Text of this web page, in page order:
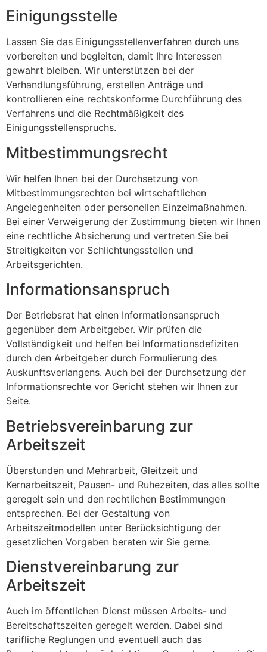
Einigungsstelle
Lassen Sie das Einigungsstellenverfahren durch uns
vorbereiten und begleiten, damit Ihre Interessen
gewahrt bleiben. Wir unterstützen bei der
Verhandlungsführung, erstellen Anträge und
kontrollieren eine rechtskonforme Durchführung des
Verfahrens und die Rechtmäßigkeit des
Einigungsstellenspruchs.
Mitbestimmungsrecht
Wir helfen Ihnen bei der Durchsetzung von
Mitbestimmungsrechten bei wirtschaftlichen
Angelegenheiten oder personellen Einzelmaßnahmen.
Bei einer Verweigerung der Zustimmung bieten wir Ihnen
eine rechtliche Absicherung und vertreten Sie bei
Streitigkeiten vor Schlichtungsstellen und
Arbeitsgerichten.
Informationsanspruch
Der Betriebsrat hat einen Informationsanspruch
gegenüber dem Arbeitgeber. Wir prüfen die
Vollständigkeit und helfen bei Informationsdefiziten
durch den Arbeitgeber durch Formulierung des
Auskunftsverlangens. Auch bei der Durchsetzung der
Informationsrechte vor Gericht stehen wir Ihnen zur
Seite.
Betriebsvereinbarung zur
Arbeitszeit
Überstunden und Mehrarbeit, Gleitzeit und
Kernarbeitszeit, Pausen- und Ruhezeiten, das alles sollte
geregelt sein und den rechtlichen Bestimmungen
entsprechen. Bei der Gestaltung von
Arbeitszeitmodellen unter Berücksichtigung der
gesetzlichen Vorgaben beraten wir Sie gerne.
Dienstvereinbarung zur
Arbeitszeit
Auch im öffentlichen Dienst müssen Arbeits- und
Bereitschaftszeiten geregelt werden. Dabei sind
tarifliche Reglungen und eventuell auch das